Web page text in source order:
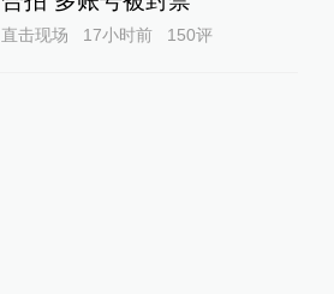
直击现场 17小时前 150评